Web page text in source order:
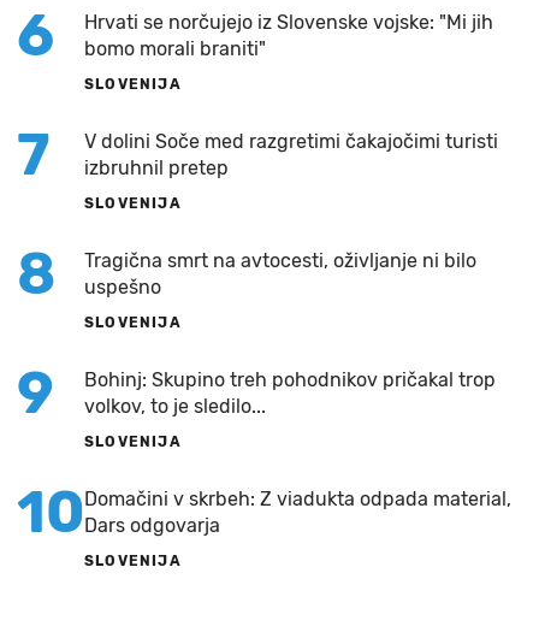
6
Hrvati se norčujejo iz Slovenske vojske: "Mi jih
bomo morali braniti"
SLOVENIJA
7
V dolini Soče med razgretimi čakajočimi turisti
izbruhnil pretep
SLOVENIJA
8
Tragična smrt na avtocesti, oživljanje ni bilo
uspešno
SLOVENIJA
9
Bohinj: Skupino treh pohodnikov pričakal trop
volkov, to je sledilo...
SLOVENIJA
10Domačini v skrbeh: Z viadukta odpada material,
Dars odgovarja
SLOVENIJA